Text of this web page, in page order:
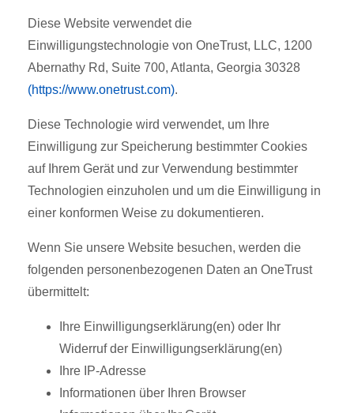
Diese Website verwendet die
Einwilligungstechnologie von OneTrust, LLC, 1200
Abernathy Rd, Suite 700, Atlanta, Georgia 30328
(https://www.onetrust.com).
Diese Technologie wird verwendet, um Ihre
Einwilligung zur Speicherung bestimmter Cookies
auf Ihrem Gerät und zur Verwendung bestimmter
Technologien einzuholen und um die Einwilligung in
einer konformen Weise zu dokumentieren.
Wenn Sie unsere Website besuchen, werden die
folgenden personenbezogenen Daten an OneTrust
übermittelt:
Ihre Einwilligungserklärung(en) oder Ihr
Widerruf der Einwilligungserklärung(en)
Ihre IP-Adresse
Informationen über Ihren Browser